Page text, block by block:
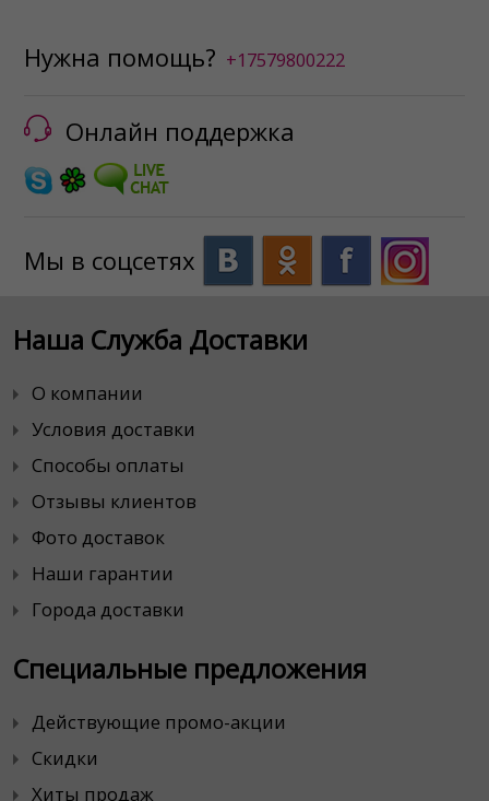
Нужна помощь? +17579800222
Онлайн поддержка
Мы в соцсетях
Наша Служба Доставки
О компании
Условия доставки
Способы оплаты
Отзывы клиентов
Фото доставок
Наши гарантии
Города доставки
Специальные предложения
Действующие промо-акции
Скидки
Хиты продаж